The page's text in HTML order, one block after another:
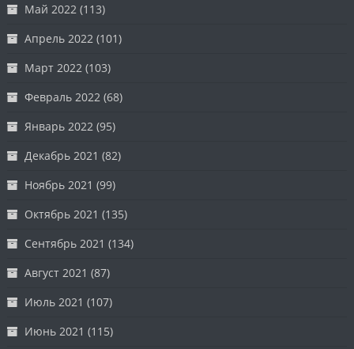
Май 2022 (113)
Апрель 2022 (101)
Март 2022 (103)
Февраль 2022 (68)
Январь 2022 (95)
Декабрь 2021 (82)
Ноябрь 2021 (99)
Октябрь 2021 (135)
Сентябрь 2021 (134)
Август 2021 (87)
Июль 2021 (107)
Июнь 2021 (115)